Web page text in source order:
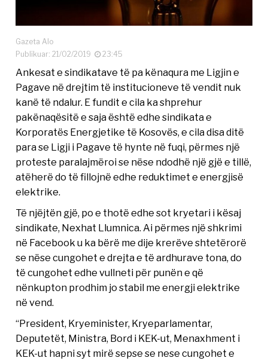
Gazeta Alo
Publikuar: 21/02/2019
23:45
Ankesat e sindikatave të pa kënaqura me Ligjin e
Pagave në drejtim të institucioneve të vendit nuk
kanë të ndalur. E fundit e cila ka shprehur
pakënaqësitë e saja është edhe sindikata e
Korporatës Energjetike të Kosovës, e cila disa ditë
para se Ligji i Pagave të hynte në fuqi, përmes një
proteste paralajmëroi se nëse ndodhë një gjë e tillë,
atëherë do të fillojnë edhe reduktimet e energjisë
elektrike.
Të njëjtën gjë, po e thotë edhe sot kryetari i kësaj
sindikate, Nexhat Llumnica. Ai përmes një shkrimi
në Facebook u ka bërë me dije krerëve shtetërorë
se nëse cungohet e drejta e të ardhurave tona, do
të cungohet edhe vullneti për punën e që
nënkupton prodhim jo stabil me energji elektrike
në vend.
“President, Kryeminister, Kryeparlamentar,
Deputetët, Ministra, Bord i KEK-ut, Menaxhment i
KEK-ut hapni syt mirë sepse se nese cungohet e